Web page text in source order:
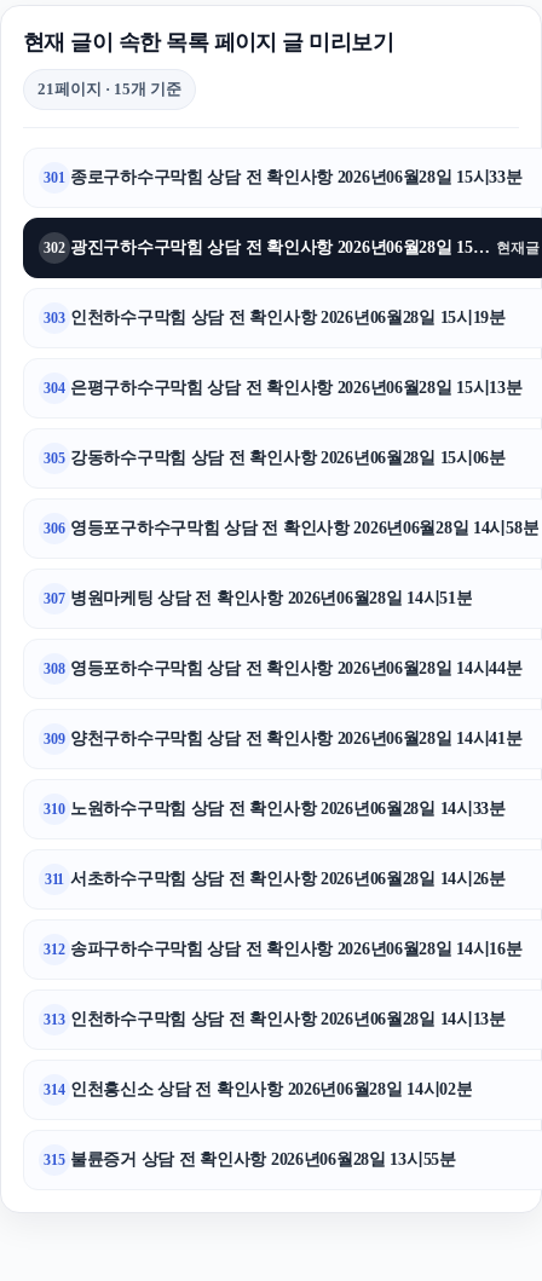
현재 글이 속한 목록 페이지 글 미리보기
21페이지 · 15개 기준
301 종로구하수구막힘 상담 전 확인사항 2026년06월28일 15시33분
302 광진구하수구막힘 상담 전 확인사항 2026년06월28일 15시28분 현재글
303 인천하수구막힘 상담 전 확인사항 2026년06월28일 15시19분
304 은평구하수구막힘 상담 전 확인사항 2026년06월28일 15시13분
305 강동하수구막힘 상담 전 확인사항 2026년06월28일 15시06분
306 영등포구하수구막힘 상담 전 확인사항 2026년06월28일 14시58분
307 병원마케팅 상담 전 확인사항 2026년06월28일 14시51분
308 영등포하수구막힘 상담 전 확인사항 2026년06월28일 14시44분
309 양천구하수구막힘 상담 전 확인사항 2026년06월28일 14시41분
310 노원하수구막힘 상담 전 확인사항 2026년06월28일 14시33분
311 서초하수구막힘 상담 전 확인사항 2026년06월28일 14시26분
312 송파구하수구막힘 상담 전 확인사항 2026년06월28일 14시16분
313 인천하수구막힘 상담 전 확인사항 2026년06월28일 14시13분
314 인천흥신소 상담 전 확인사항 2026년06월28일 14시02분
315 불륜증거 상담 전 확인사항 2026년06월28일 13시55분